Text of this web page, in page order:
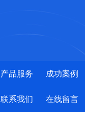
产品服务 成功案例
联系我们 在线留言